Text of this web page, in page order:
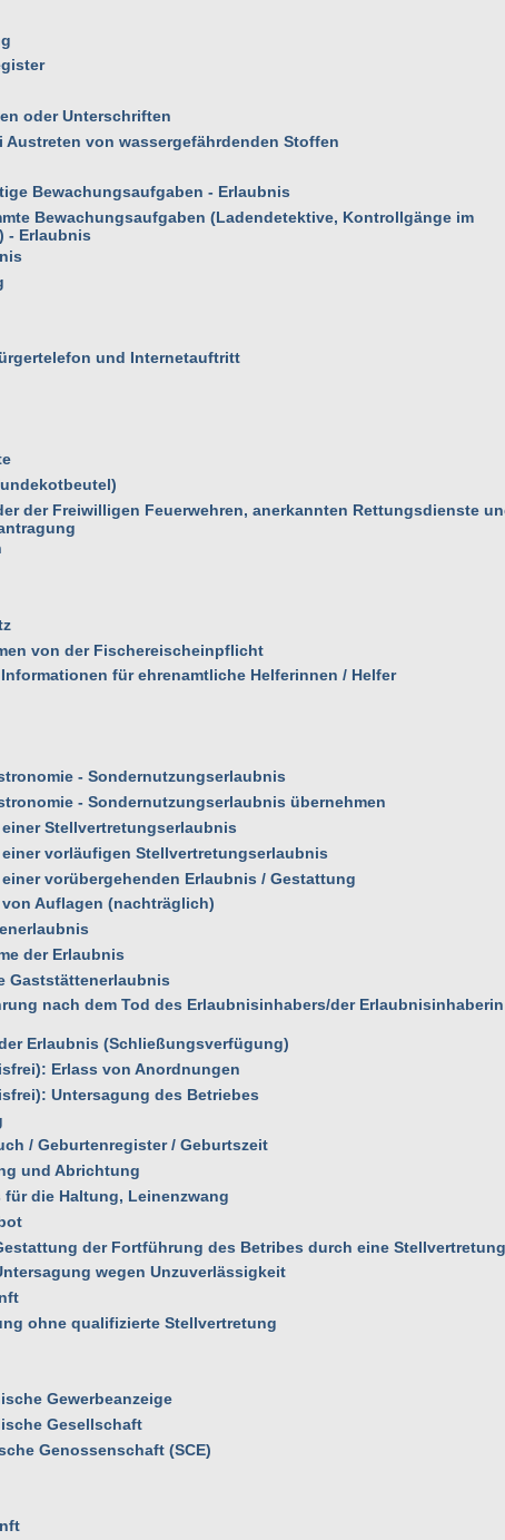
oder Unterschriften
Austreten von wassergefährdenden Stoffen
Bewachungsaufgaben - Erlaubnis
Bewachungsaufgaben (Ladendetektive, Kontrollgänge im
- Erlaubnis
und Internetauftritt
der Freiwilligen Feuerwehren, anerkannten Rettungsdienste
von der Fischereischeinpflicht
für ehrenamtliche Helferinnen / Helfer
- Sondernutzungserlaubnis
- Sondernutzungserlaubnis übernehmen
Stellvertretungserlaubnis
vorläufigen Stellvertretungserlaubnis
vorübergehenden Erlaubnis / Gestattung
Auflagen (nachträglich)
der Erlaubnis
Gaststättenerlaubnis
nach dem Tod des Erlaubnisinhabers/der
Erlaubnis (Schließungsverfügung)
Erlass von Anordnungen
Untersagung des Betriebes
/ Geburtenregister / Geburtszeit
und Abrichtung
die Haltung, Leinenzwang
der Fortführung des Betribes durch eine
wegen Unzuverlässigkeit
ohne qualifizierte Stellvertretung
Gewerbeanzeige
Gesellschaft
Genossenschaft (SCE)